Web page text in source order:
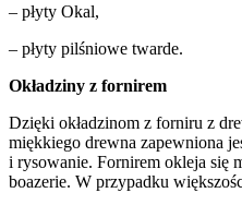
– płyty Okal,
– płyty pilśniowe twarde.
Okładziny z fornirem
Dzięki okładzinom z forniru z
miękkiego drewna zapewniona
i rysowanie. Fornirem okleja się
boazerie. W przypadku